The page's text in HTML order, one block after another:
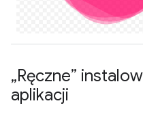
„Ręczne”
aplikacji